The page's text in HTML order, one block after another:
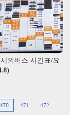
외버스 시간표/요
470 471 472